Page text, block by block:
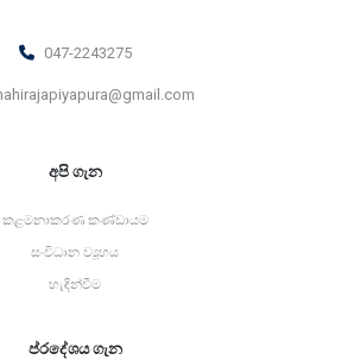
047-2243275
අපි ගැන
කළමනාකරණ කණ්ඩායම
සංවිධාන ව්‍යූහය
හැඳින්වීම
ප්රදේශය ගැන